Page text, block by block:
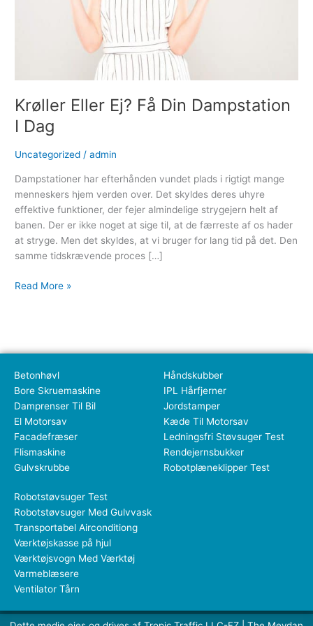
Krøller Eller Ej? Få Din Dampstation
I Dag
Uncategorized /admin
Dampstationer har efterhånden vundet plads i rigtigt mange
menneskers hjem verden over. Det skyldes deres uhyre
effektive funktioner, der fejer almindelige strygejern helt af
banen. Der er ikke noget at sige til, at de færreste af os hader
at stryge. Men det skyldes, at vi bruger for lang tid på det. Den
samme tidskrævende proces […]
Read More »
Betonhøvl
Bore Skruemaskine
Damprenser Til Bil
El Motorsav
Facadefræser
Flismaskine
Gulvskrubbe
Håndskubber
IPL Hårfjerner
Jordstamper
Kæde Til Motorsav
Ledningsfri Støvsuger Test
Rendejernsbukker
Robotplæneklipper Test
Robotstøvsuger Test
Robotstøvsuger Med Gulvvask
Transportabel Airconditiong
Værktøjskasse på hjul
Værktøjsvogn Med Værktøj
Varmeblæsere
Ventilator Tårn